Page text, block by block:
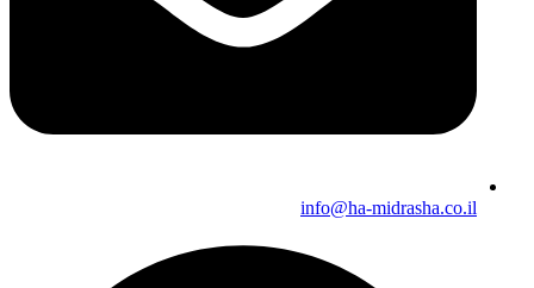
info@ha-midrasha.co.il